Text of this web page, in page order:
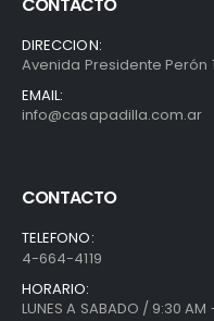
DIRECCION:
Avenida Presidente Perón
EMAIL:
info@casapadilla.com.ar
CONTACTO
TELEFONO:
4-664-4119
HORARIO:
LUNES A SABADO / 9:30 AM